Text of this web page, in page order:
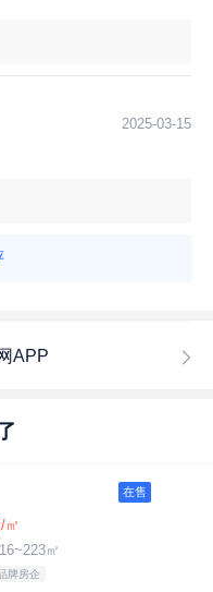
2025-03-15
APP
在售
㎡
㎡
牌房企